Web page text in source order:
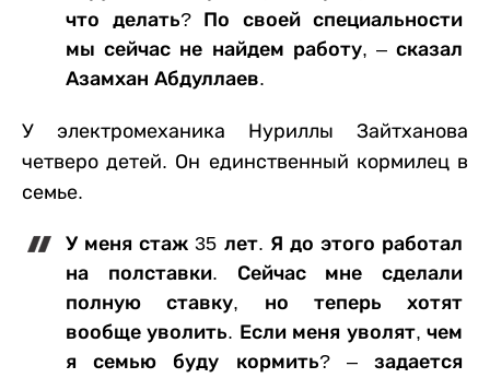
что делать? По своей специальности
мы сейчас не найдем работу, – сказал
Азамхан Абдуллаев.
У электромеханика Нуриллы Зайтханова
четверо детей. Он единственный кормилец в
семье.
У меня стаж 35 лет. Я до этого работал
на полставки. Сейчас мне сделали
полную ставку, но теперь хотят
вообще уволить. Если меня уволят, чем
я семью буду кормить? – задается